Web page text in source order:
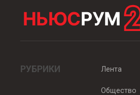
РУБРИКИ Лента
Общество